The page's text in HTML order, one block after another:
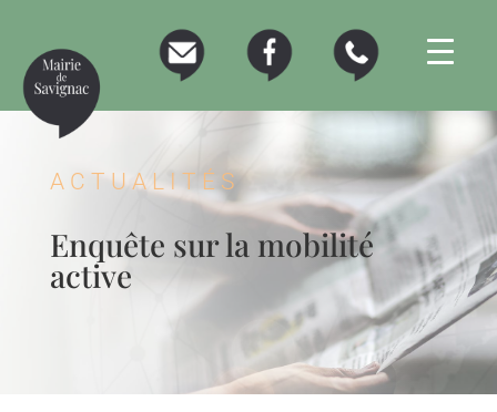
ACTUALITÉS
Enquête sur la mobilité
active